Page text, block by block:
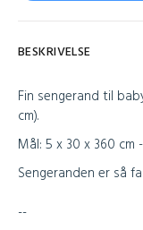
BESKRIVELSE
Fin sengerand til
cm).
Mål: 5 x 30 x 360 cm
Sengeranden er så
--